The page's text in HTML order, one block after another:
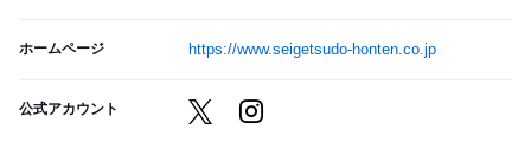
ホームページ https://www.seigetsudo-honten.co.jp
公式アカウント